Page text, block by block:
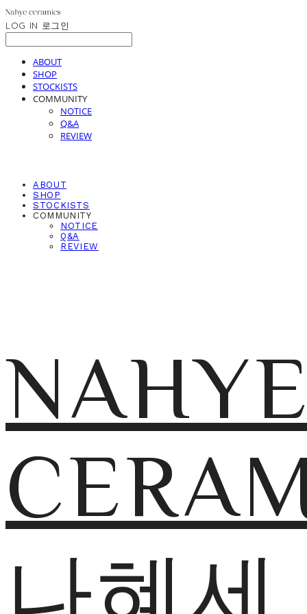
LOG IN 로그인
ABOUT
SHOP
STOCKISTS
COMMUNITY
NOTICE
Q&A
REVIEW
ABOUT
SHOP
STOCKISTS
COMMUNITY
NOTICE
Q&A
REVIEW
나혜세